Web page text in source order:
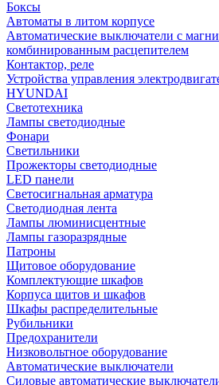
Боксы
Автоматы в литом корпусе
Автоматические выключатели с
комбинированным расцепителем
Контактор, реле
Устройства управления
HYUNDAI
Светотехника
Лампы светодиодные
Фонари
Светильники
Прожекторы светодиодные
LED панели
Светосигнальная арматура
Светодиодная лента
Лампы люминисцентные
Лампы газоразрядные
Патроны
Щитовое оборудование
Комплектующие шкафов
Корпуса щитов и шкафов
Шкафы распределительные
Рубильники
Предохранители
Низковольтное оборудование
Автоматические выключатели
Силовые автоматические